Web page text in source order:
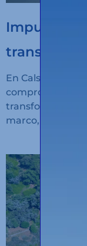
transporte
En Calsina
compromiso con
transformación
marco, hemos